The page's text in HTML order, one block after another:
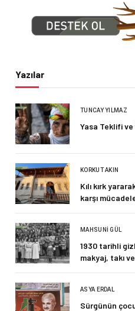
Yazılar
TUNCAY YILMAZ
Yasa Teklifi
KORKUT AKIN
Kılı kırk
karşı
MAHSUNI GÜL
1930 tarihli
makyaj, takı
ASYA ERDAL
Sürgünün